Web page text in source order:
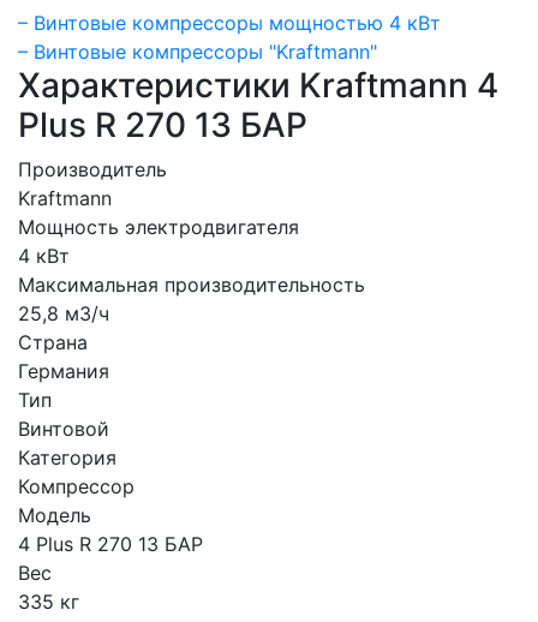
– Винтовые компрессоры мощностью 4 кВт
– Винтовые компрессоры "Kraftmann"
Характеристики Kraftmann 4
Plus R 270 13 БАР
Производитель
Kraftmann
Мощность электродвигателя
4 кВт
Максимальная производительность
25,8 м3/ч
Страна
Германия
Тип
Винтовой
Категория
Компрессор
Модель
4 Plus R 270 13 БАР
Вес
335 кг